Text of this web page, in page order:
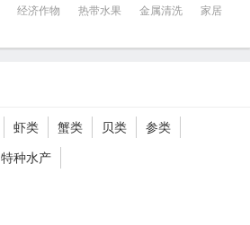
经济作物 热带水果 金属清洗
家居
虾类 蟹类 贝类 参类
特种水产